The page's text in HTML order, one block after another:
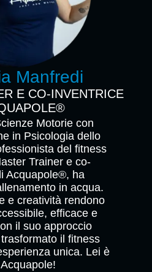
Manfredi
E CO-INVENTRICE
Motorie con
in Psicologia dello
del fitness
Trainer e co-
Acquapole®, ha
in acqua.
e creatività rendono
efficace e
il suo approccio
il fitness
unica. Lei è